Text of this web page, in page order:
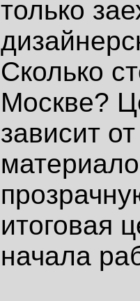
только
Сколько
Москве?
зависит
итоговая
начала